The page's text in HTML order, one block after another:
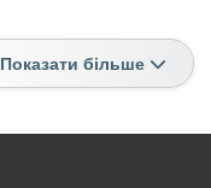
Показати більше